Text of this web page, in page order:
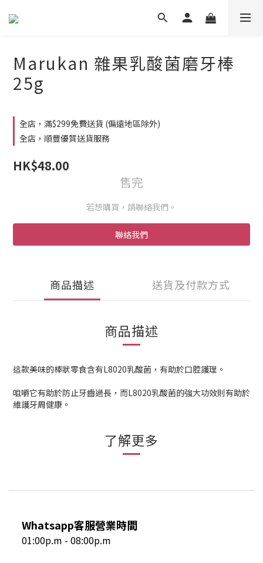
Marukan 雜果乳酸菌磨牙棒
25g
全店，滿$299免費送貨 (偏遠地區除外)
全店，順豐優質送貨服務
HK$48.00
售完
若想購買，請聯絡我們。
聯絡我們
商品描述 送貨及付款方式
商品描述
這款美味的棒狀零食含有L8020乳酸菌，有助於口腔護理。
咀嚼它有助於防止牙齒過長，而L8020乳酸菌的強大功效則有助於
維護牙周健康。
了解更多
Whatsapp客服營業時間
01:00p.m - 08:00p.m